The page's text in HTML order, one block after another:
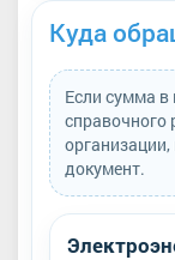
Куда
Если сумма в
справочного
документ.